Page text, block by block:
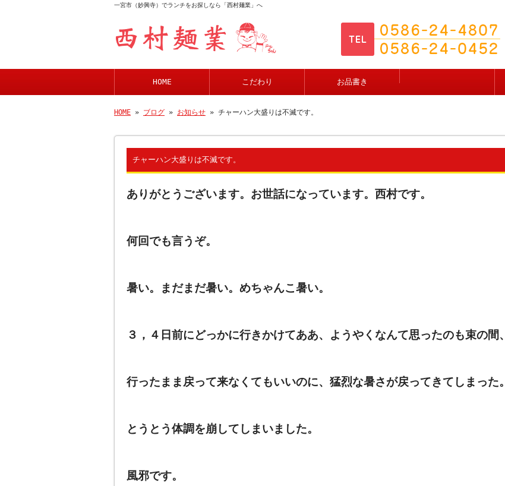
一宮市（妙興寺）でランチをお探しなら「西村麺業」へ
HOME こだわり お品書き
HOME » ブログ » お知らせ » チャーハン大盛りは不滅です。
チャーハン大盛りは不滅です。
ありがとうございます。お世話になっています。西村です。
何回でも言うぞ。
暑い。まだまだ暑い。めちゃんこ暑い。
３，４日前にどっかに行きかけてああ、ようやくなんて思ったのも束の間、
行ったまま戻って来なくてもいいのに、猛烈な暑さが戻ってきてしまった。
とうとう体調を崩してしまいました。
風邪です。